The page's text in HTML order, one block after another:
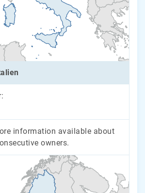
information available about
owners.